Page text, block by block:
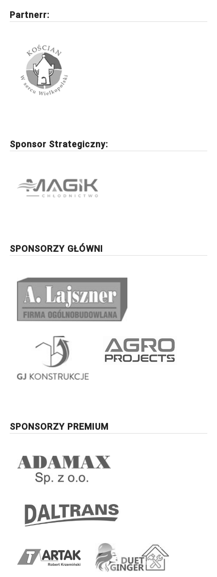
Partnerr:
Sponsor Strategiczny:
SPONSORZY GŁÓWNI
SPONSORZY PREMIUM